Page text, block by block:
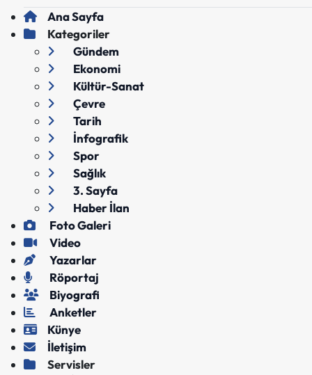
Ana Sayfa
Kategoriler
Gündem
Ekonomi
Kültür-Sanat
Çevre
Tarih
İnfografik
Spor
Sağlık
3. Sayfa
Haber İlan
Foto Galeri
Video
Yazarlar
Röportaj
Biyografi
Anketler
Künye
İletişim
Servisler